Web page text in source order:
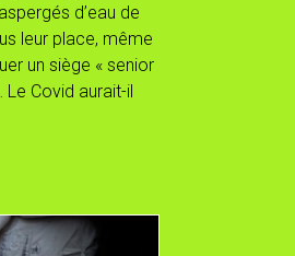
d’eau de
leur place, même
un siège « senior
Le Covid aurait-il